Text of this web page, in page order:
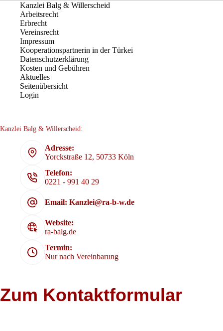
Kanzlei Balg & Willerscheid
Arbeitsrecht
Erbrecht
Vereinsrecht
Impressum
Kooperationspartnerin in der Türkei
Datenschutzerklärung
Kosten und Gebühren
Aktuelles
Seitenübersicht
Login
Kanzlei Balg & Willerscheid:
Adresse:
Yorckstraße 12, 50733 Köln
Telefon:
0221 - 991 40 29
Email: Kanzlei@ra-b-w.de
Website:
ra-balg.de
Termin:
Nur nach Vereinbarung
Zum Kontaktformular